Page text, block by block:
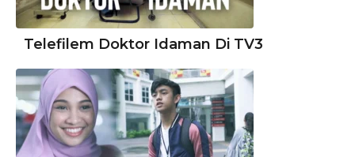
Telefilem Doktor Idaman Di TV3